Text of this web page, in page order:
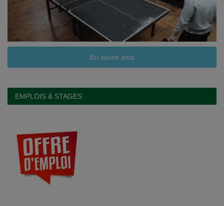
En savoir plus
EMPLOIS & STAGES